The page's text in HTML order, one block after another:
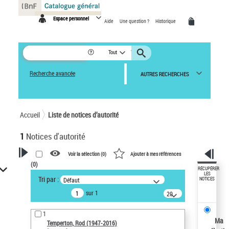
Espace personnel Aide Une question ? Historique
Tout
Recherche avancée AUTRES RECHERCHES
Accueil Liste de notices d’autorité
1 Notices d'autorité
VOTRE RECHERCHE
Recherche avancée dans les
notices d’autorité
Œuvres liées à l'auteur :
Temperton, Rod (1947-2016)
Voir la sélection (0) Ajouter à mes références
(0)
Tri par : Défaut
sur 1
20
résultats/page
1
Temperton, Rod (1947-2016)
RÉCUPÉRER
LES
NOTICES
Ma
Panneau de gestion des cookies